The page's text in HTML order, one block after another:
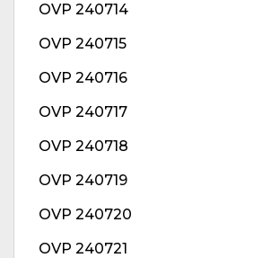
OVP 240714
OVP 240715
OVP 240716
OVP 240717
OVP 240718
OVP 240719
OVP 240720
OVP 240721